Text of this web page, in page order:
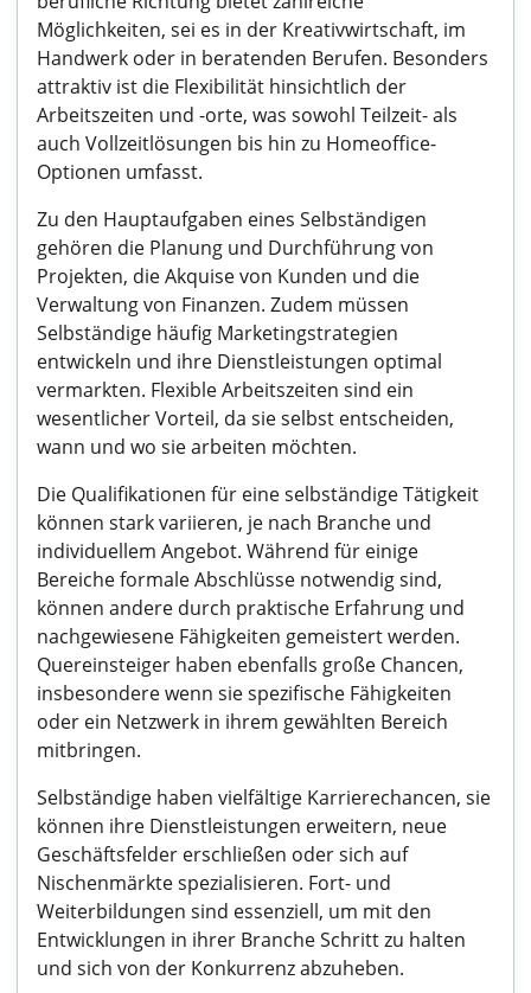
Möglichkeiten, sei es in der Kreativwirtschaft, im
Handwerk oder in beratenden Berufen. Besonders
attraktiv ist die Flexibilität hinsichtlich der
Arbeitszeiten und -orte, was sowohl Teilzeit- als
auch Vollzeitlösungen bis hin zu Homeoffice-
Optionen umfasst.
Zu den Hauptaufgaben eines Selbständigen
gehören die Planung und Durchführung von
Projekten, die Akquise von Kunden und die
Verwaltung von Finanzen. Zudem müssen
Selbständige häufig Marketingstrategien
entwickeln und ihre Dienstleistungen optimal
vermarkten. Flexible Arbeitszeiten sind ein
wesentlicher Vorteil, da sie selbst entscheiden,
wann und wo sie arbeiten möchten.
Die Qualifikationen für eine selbständige Tätigkeit
können stark variieren, je nach Branche und
individuellem Angebot. Während für einige
Bereiche formale Abschlüsse notwendig sind,
können andere durch praktische Erfahrung und
nachgewiesene Fähigkeiten gemeistert werden.
Quereinsteiger haben ebenfalls große Chancen,
insbesondere wenn sie spezifische Fähigkeiten
oder ein Netzwerk in ihrem gewählten Bereich
mitbringen.
Selbständige haben vielfältige Karrierechancen, sie
können ihre Dienstleistungen erweitern, neue
Geschäftsfelder erschließen oder sich auf
Nischenmärkte spezialisieren. Fort- und
Weiterbildungen sind essenziell, um mit den
Entwicklungen in ihrer Branche Schritt zu halten
und sich von der Konkurrenz abzuheben.